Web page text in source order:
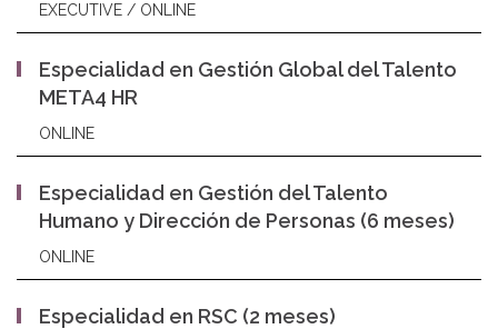
EXECUTIVE / ONLINE
Especialidad en Gestión Global del Talento
META4 HR
ONLINE
Especialidad en Gestión del Talento
Humano y Dirección de Personas (6 meses)
ONLINE
Especialidad en RSC (2 meses)